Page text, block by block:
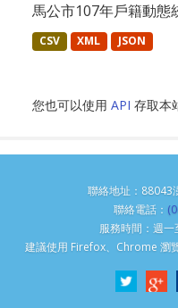
馬公市107年戶籍動態
CSV XML JSON
您也可以使用 API 存取本
聯絡地址：
聯絡電話：
服務時間：
建議使用 Firefox、Chrome 瀏